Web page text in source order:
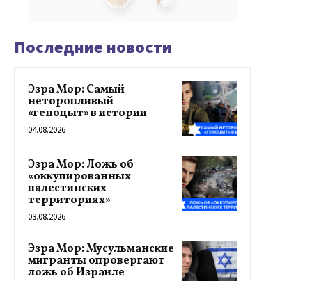
Последние новости
Эзра Мор: Самый
неторопливый
«геноцыт» в истории
04.08.2026
Эзра Мор: Ложь об
«оккупированных
палестинских
территориях»
03.08.2026
Эзра Мор: Мусульманские
мигранты опровергают
ложь об Израиле